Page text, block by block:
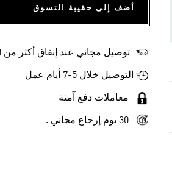
أضف إلى حقيبة التسوق
توصيل مجاني عند إنفاق أكثر من 400 ر.ق
التوصيل خلال 5-7 أيام عمل
معاملات دفع آمنة
30 يوم إرجاع مجاني .